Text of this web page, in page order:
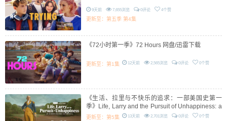
9天前 7,655浏览 0评论 4个赞
更新至：第五季 第4集
《72小时第一季》72 Hours 网盘/迅雷下载
12天前 2,565浏览 0评论 0个赞
更新至：第1集
《生活、拉里与不快乐的追求：一部美国史第一
季》Life, Larry and the Pursuit of Unhappiness: a
n Almost History of America 迅雷下载
13天前 2,701浏览 0评论 0个赞
更新至：第5集